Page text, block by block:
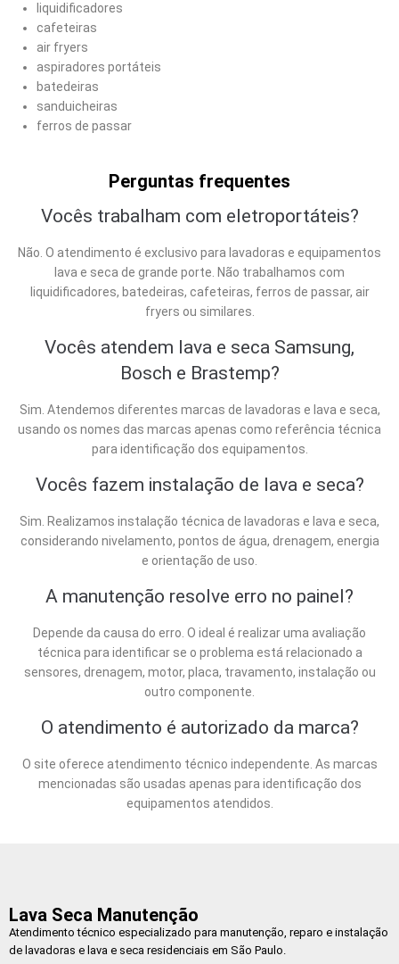
liquidificadores
cafeteiras
air fryers
aspiradores portáteis
batedeiras
sanduicheiras
ferros de passar
Perguntas frequentes
Vocês trabalham com eletroportáteis?
Não. O atendimento é exclusivo para lavadoras e equipamentos
lava e seca de grande porte. Não trabalhamos com
liquidificadores, batedeiras, cafeteiras, ferros de passar, air
fryers ou similares.
Vocês atendem lava e seca Samsung,
Bosch e Brastemp?
Sim. Atendemos diferentes marcas de lavadoras e lava e seca,
usando os nomes das marcas apenas como referência técnica
para identificação dos equipamentos.
Vocês fazem instalação de lava e seca?
Sim. Realizamos instalação técnica de lavadoras e lava e seca,
considerando nivelamento, pontos de água, drenagem, energia
e orientação de uso.
A manutenção resolve erro no painel?
Depende da causa do erro. O ideal é realizar uma avaliação
técnica para identificar se o problema está relacionado a
sensores, drenagem, motor, placa, travamento, instalação ou
outro componente.
O atendimento é autorizado da marca?
O site oferece atendimento técnico independente. As marcas
mencionadas são usadas apenas para identificação dos
equipamentos atendidos.
Lava Seca Manutenção
Atendimento técnico especializado para manutenção, reparo e instalação
de lavadoras e lava e seca residenciais em São Paulo.